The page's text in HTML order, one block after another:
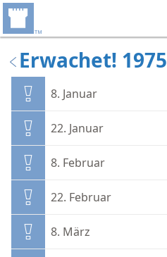
Erwachet! 1975
8. Januar
22. Januar
8. Februar
22. Februar
8. März